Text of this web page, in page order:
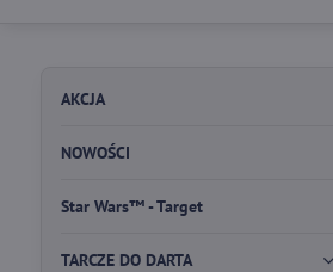
AKCJA
NOWOŚCI
Star Wars™ - Target
TARCZE DO DARTA